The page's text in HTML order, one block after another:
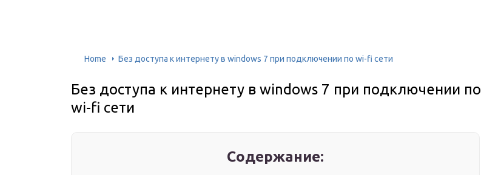
Home Без доступа к интернету в windows 7 при подключении по wi-fi сети
Без доступа к интернету в windows 7 при подключении по
wi-fi сети
Содержание: